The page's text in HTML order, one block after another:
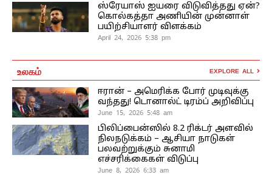
ஸ்ரேயாஸ் ஐயரை விடுவித்தது ஏன்?
கொல்கத்தா அணியின் முன்னாள்
பயிற்சியாளர் விளக்கம்
April 24, 2026 5:38 pm
உலகம் EXPLORE ALL
ஈரான் – அமெரிக்க போர் முடிவுக்கு
வந்தது! டொனால்ட் டிரம்ப் அறிவிப்பு
June 15, 2026 5:48 am
பிலிப்பைன்ஸில் 8.2 ரிக்டர் அளவில்
நிலநடுக்கம் – ஆசியா நாடுகள்
பலவற்றுக்கும் சுனாமி
எச்சரிக்கைகள் விடுப்பு
June 8, 2026 6:33 am